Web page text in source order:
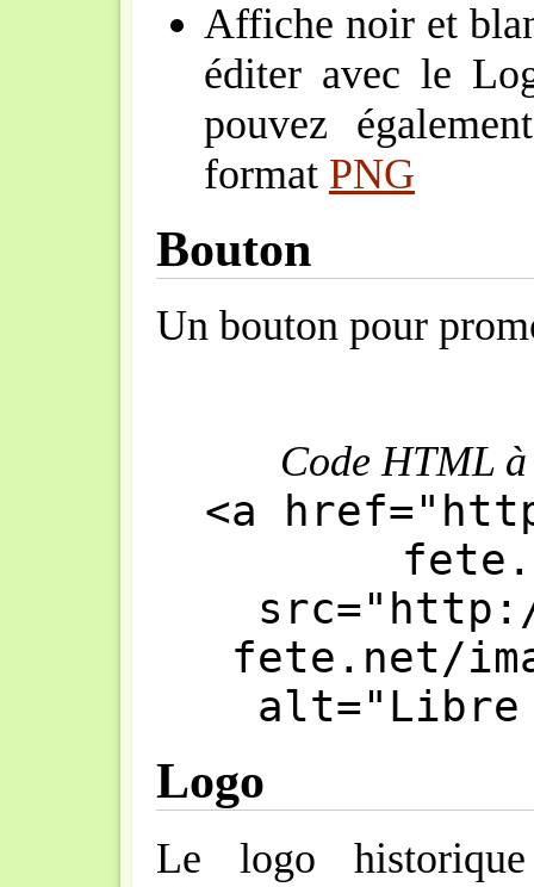
Affiche noir et
éditer avec le
pouvez
format PNG
Bouton
Un bouton pour
Code HTML
<a
fete.net/
alt="Libre
Logo
Le logo